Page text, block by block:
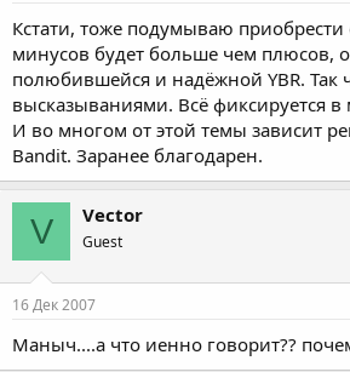
Кстати, тоже подумываю приобрести
минусов будет больше чем плюсов,
полюбившейся и надёжной YBR. Так
высказываниями. Всё фиксируется
И во многом от этой темы зависит
Bandit. Заранее благодарен.
V Vector
Guest
16 Дек 2007
Маныч....а что иенно говорит??